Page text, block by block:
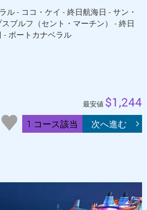
ル - ココ・ケイ - 終日航海日 - サン・
ブルフ（セント・マーチン） - 終日
- ポートカナベラル
最安値 $1,244
1 コース該当 次へ進む